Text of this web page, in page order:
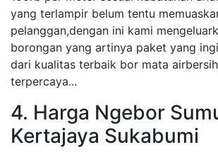
yang terlampir belum tentu
pelanggan,dengan ini kami
borongan yang artinya paket yang
dari kualitas terbaik bor mata
terpercaya...
4. Harga Ngebor
Kertajaya Sukabumi